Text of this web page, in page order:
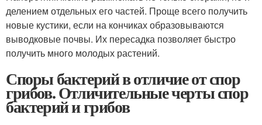
делением отдельных его частей. Проще всего получить
новые кустики, если на кончиках образовываются
выводковые почвы. Их пересадка позволяет быстро
получить много молодых растений.
Споры бактерий в отличие от спор
грибов. Отличительные черты спор
бактерий и грибов